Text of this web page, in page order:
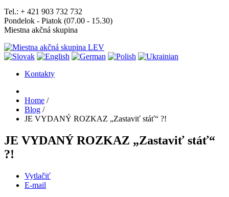
Tel.: + 421 903 732 732
Pondelok - Piatok (07.00 - 15.30)
Miestna akčná skupina
Kontakty
Home /
Blog /
JE VYDANÝ ROZKAZ „Zastaviť stáť“ ?!
JE VYDANÝ ROZKAZ „Zastaviť stáť“
?!
Vytlačiť
E-mail